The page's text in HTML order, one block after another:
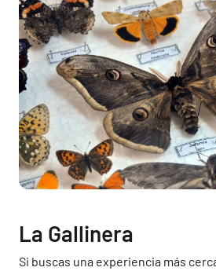
La Gallinera
Si buscas una experiencia más